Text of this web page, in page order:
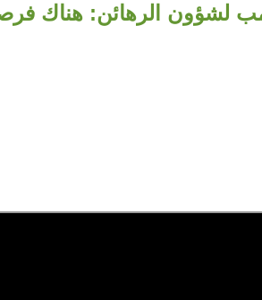
لشؤون الرهائن: هناك